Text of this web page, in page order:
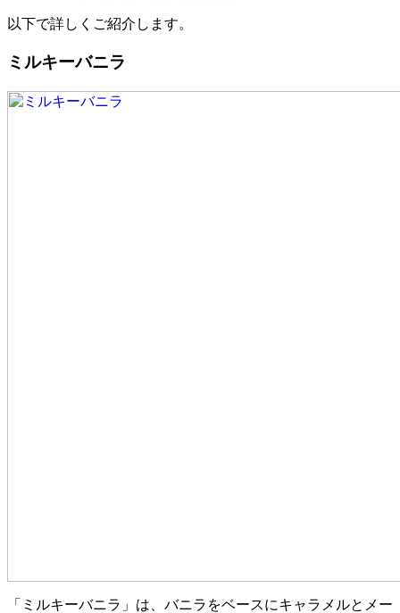
以下で詳しくご紹介します。
ミルキーバニラ
「ミルキーバニラ」は、バニラをベースにキャラメルとメー